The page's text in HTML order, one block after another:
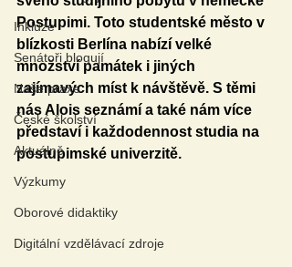
Inkluze
Senátoři blogují
Naše praxe
České školství
Aktuálně
Výzkumy
Oborové didaktiky
Digitální vzdělávací zdroje
Postupimi. Toto studentské město v
blízkosti Berlína nabízí velké
množství památek i jiných
zajímavých míst k návštěvě. S těmi
nás Alois seznámí a také nám více
představí i každodennost studia na
postupimské univerzitě.